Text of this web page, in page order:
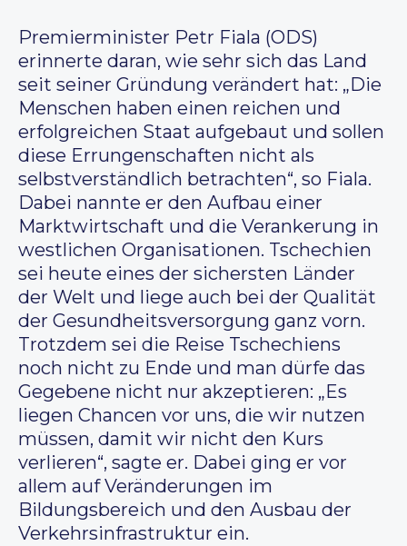
Premierminister Petr Fiala (ODS)
erinnerte daran, wie sehr sich das Land
seit seiner Gründung verändert hat: „Die
Menschen haben einen reichen und
erfolgreichen Staat aufgebaut und sollen
diese Errungenschaften nicht als
selbstverständlich betrachten“, so Fiala.
Dabei nannte er den Aufbau einer
Marktwirtschaft und die Verankerung in
westlichen Organisationen. Tschechien
sei heute eines der sichersten Länder
der Welt und liege auch bei der Qualität
der Gesundheitsversorgung ganz vorn.
Trotzdem sei die Reise Tschechiens
noch nicht zu Ende und man dürfe das
Gegebene nicht nur akzeptieren: „Es
liegen Chancen vor uns, die wir nutzen
müssen, damit wir nicht den Kurs
verlieren“, sagte er. Dabei ging er vor
allem auf Veränderungen im
Bildungsbereich und den Ausbau der
Verkehrsinfrastruktur ein.